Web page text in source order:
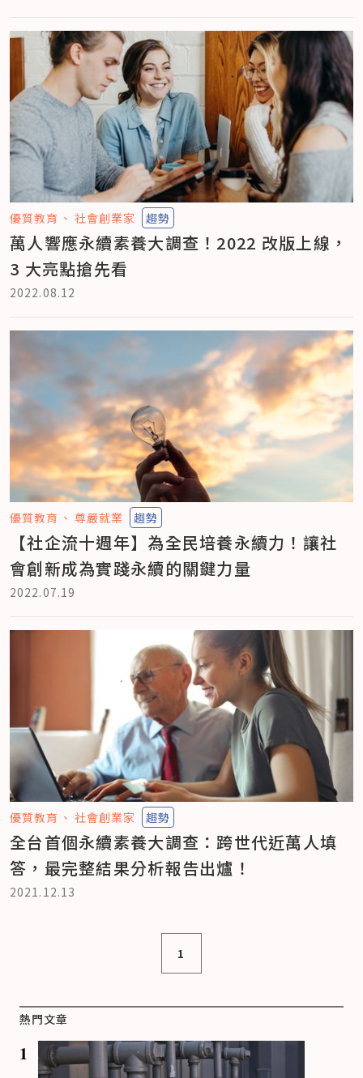
優質教育 社會創業家 趨勢
萬人響應永續素養大調查！2022 改版上線，
3 大亮點搶先看
2022.08.12
優質教育 尊嚴就業 趨勢
【社企流十週年】為全民培養永續力！讓社
會創新成為實踐永續的關鍵力量
2022.07.19
優質教育 社會創業家 趨勢
全台首個永續素養大調查：跨世代近萬人填
答，最完整結果分析報告出爐！
2021.12.13
1
熱門文章
1